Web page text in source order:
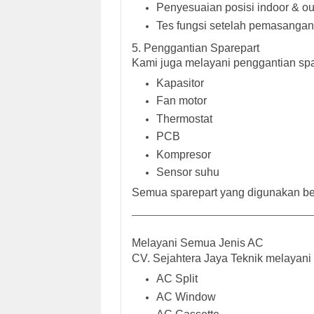
Penyesuaian posisi indoor &
Tes fungsi setelah pemasangan
5. Penggantian Sparepart
Kami juga melayani penggantian
Kapasitor
Fan motor
Thermostat
PCB
Kompresor
Sensor suhu
Semua sparepart yang digunakan
Melayani Semua Jenis AC
CV. Sejahtera Jaya Teknik
AC Split
AC Window